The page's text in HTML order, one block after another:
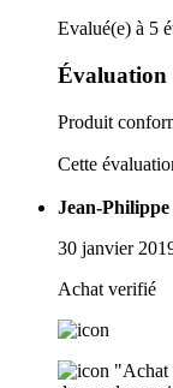
Evalué(e) à 5
Évaluation
Produit
Cette
Jean-Philippe
30 janvier
Achat verifié
"Achat